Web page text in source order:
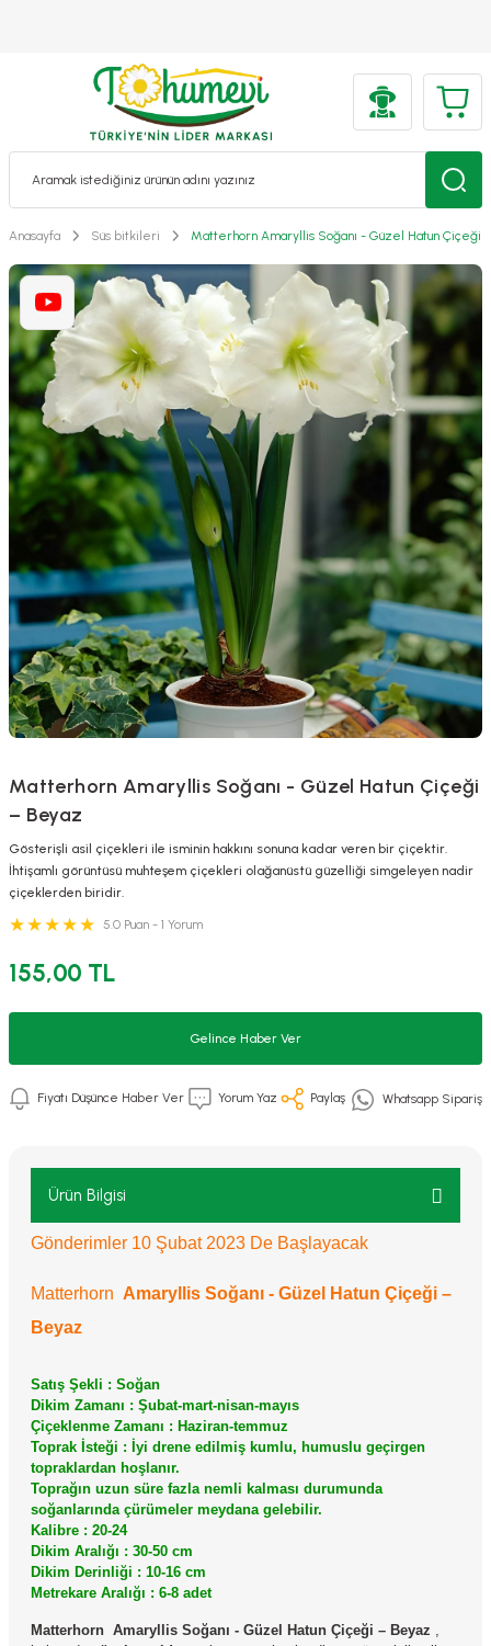
Anasayfa Süs bitkileri Matterhorn Amaryllis Soğanı - Güzel Hatun Çiçeği
Matterhorn Amaryllis Soğanı - Güzel Hatun Çiçeği
– Beyaz
Gösterişli asil çiçekleri ile isminin hakkını sonuna kadar veren bir çiçektir.
İhtişamlı görüntüsü muhteşem çiçekleri olağanüstü güzelliği simgeleyen nadir
çiçeklerden biridir.
5.0 Puan - 1 Yorum
155,00 TL
Gelince Haber Ver
Fiyatı Düşünce Haber Ver Yorum Yaz Paylaş Whatsapp Sipariş
Ürün Bilgisi
Gönderimler 10 Şubat 2023 De Başlayacak
Matterhorn Amaryllis Soğanı - Güzel Hatun Çiçeği –
Beyaz
Satış Şekli : Soğan
Dikim Zamanı : Şubat-mart-nisan-mayıs
Çiçeklenme Zamanı : Haziran-temmuz
Toprak İsteği : İyi drene edilmiş kumlu, humuslu geçirgen
topraklardan hoşlanır.
Toprağın uzun süre fazla nemli kalması durumunda
soğanlarında çürümeler meydana gelebilir.
Kalibre : 20-24
Dikim Aralığı : 30-50 cm
Dikim Derinliği : 10-16 cm
Metrekare Aralığı : 6-8 adet
Matterhorn Amaryllis Soğanı - Güzel Hatun Çiçeği – Beyaz